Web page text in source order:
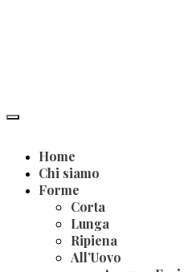
Home
Chi siamo
Forme
Corta
Lunga
Ripiena
All’Uovo